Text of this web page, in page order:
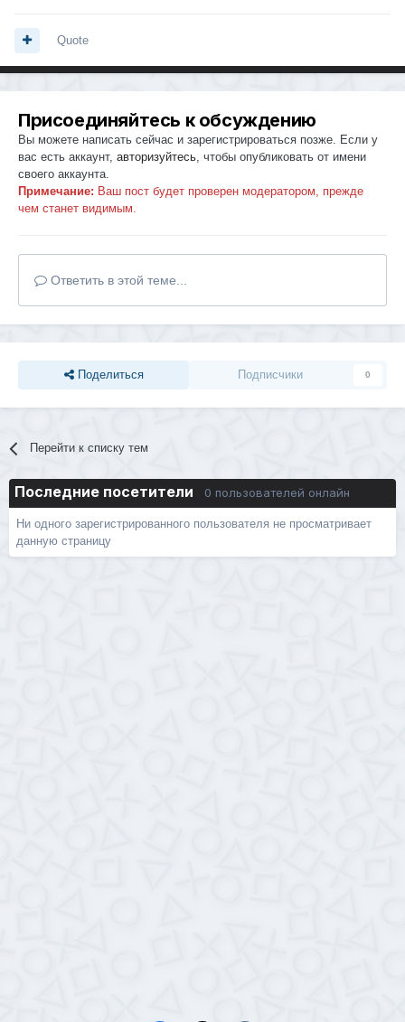
Quote
Присоединяйтесь к обсуждению
Вы можете написать сейчас и зарегистрироваться позже. Если у
вас есть аккаунт, авторизуйтесь, чтобы опубликовать от имени
своего аккаунта.
Примечание: Ваш пост будет проверен модератором, прежде
чем станет видимым.
Ответить в этой теме...
Поделиться Подписчики 0
Перейти к списку тем
Последние посетители 0 пользователей онлайн
Ни одного зарегистрированного пользователя не просматривает
данную страницу